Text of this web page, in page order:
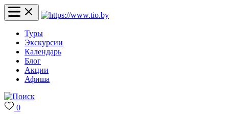
Туры
Экскурсии
Календарь
Блог
Акции
Афиша
0